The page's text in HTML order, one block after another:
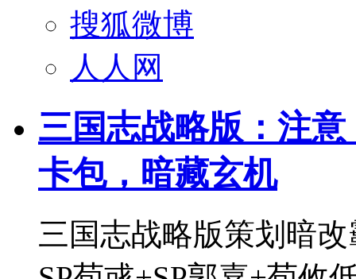
搜狐微博
人人网
三国志战略版：注
卡包，暗藏玄机
三国志战略版策划暗